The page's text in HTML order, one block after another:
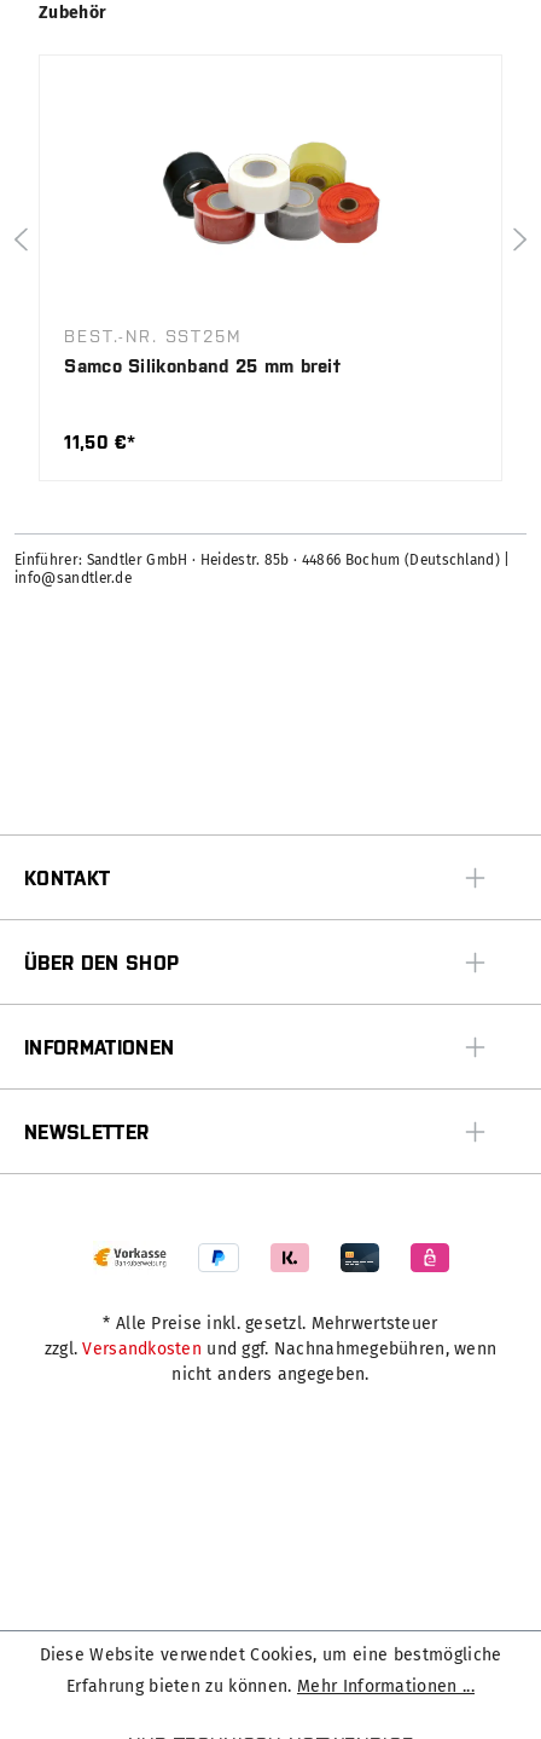
Produktgalerie überspringen
Zubehör
BEST.-NR. SST25M
Samco Silikonband 25 mm breit
11,50 €*
Einführer: Sandtler GmbH · Heidestr. 85b · 44866 Bochum (Deutschland) |
info@sandtler.de
KONTAKT
ÜBER DEN SHOP
INFORMATIONEN
NEWSLETTER
* Alle Preise inkl. gesetzl. Mehrwertsteuer
zzgl.Versandkosten und ggf. Nachnahmegebühren, wenn
nicht anders angegeben.
Diese Website verwendet Cookies, um eine bestmögliche
Erfahrung bieten zu können. Mehr Informationen ...